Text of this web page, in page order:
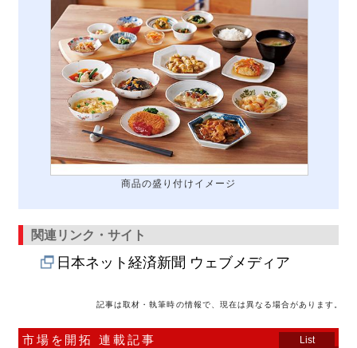
商品の盛り付けイメージ
関連リンク・サイト
日本ネット経済新聞 ウェブメディア
記事は取材・執筆時の情報で、現在は異なる場合があります。
市場を開拓 連載記事 List